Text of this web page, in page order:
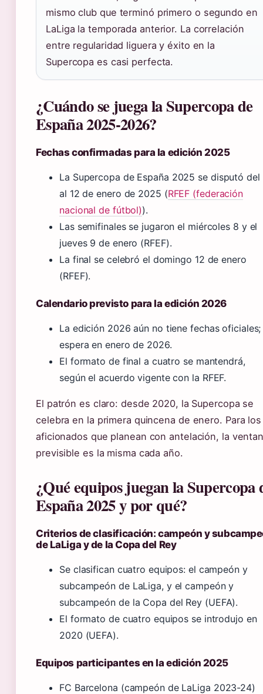
mismo club que terminó primero o segundo en
LaLiga la temporada anterior. La correlación
entre regularidad liguera y éxito en la
Supercopa es casi perfecta.
¿Cuándo se juega la Supercopa de
España 2025-2026?
Fechas confirmadas para la edición 2025
La Supercopa de España 2025 se disputó del
al 12 de enero de 2025 (RFEF (federación
nacional de fútbol)).
Las semifinales se jugaron el miércoles 8 y el
jueves 9 de enero (RFEF).
La final se celebró el domingo 12 de enero
(RFEF).
Calendario previsto para la edición 2026
La edición 2026 aún no tiene fechas oficiales;
espera en enero de 2026.
El formato de final a cuatro se mantendrá,
según el acuerdo vigente con la RFEF.
El patrón es claro: desde 2020, la Supercopa se
celebra en la primera quincena de enero. Para los
aficionados que planean con antelación, la
previsible es la misma cada año.
¿Qué equipos juegan la Supercopa
España 2025 y por qué?
Criterios de clasificación: campeón y
de LaLiga y de la Copa del Rey
Se clasifican cuatro equipos: el campeón y
subcampeón de LaLiga, y el campeón y
subcampeón de la Copa del Rey (UEFA).
El formato de cuatro equipos se introdujo en
2020 (UEFA).
Equipos participantes en la edición 2025
FC Barcelona (campeón de LaLiga 2023-24)